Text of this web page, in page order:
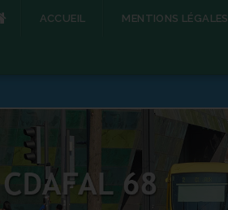
ACCUEIL MENTIONS LÉGALES